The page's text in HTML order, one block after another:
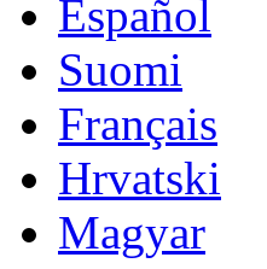
Español
Suomi
Français
Hrvatski
Magyar